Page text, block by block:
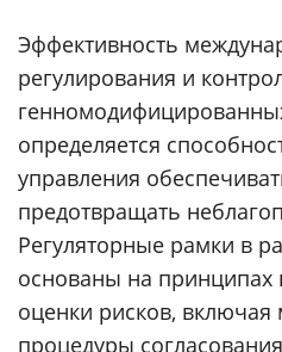
Эффективность
регулирования и
определяется
управления
предотвращать
Регуляторные рамки в
основаны на принципах
оценки рисков,
процедуры